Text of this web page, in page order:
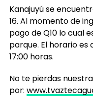
Kanajuyú se
16. Al momento de
pago de Q10 lo cual
parque. El horario es
17:00 horas.
No te pierdas
por: